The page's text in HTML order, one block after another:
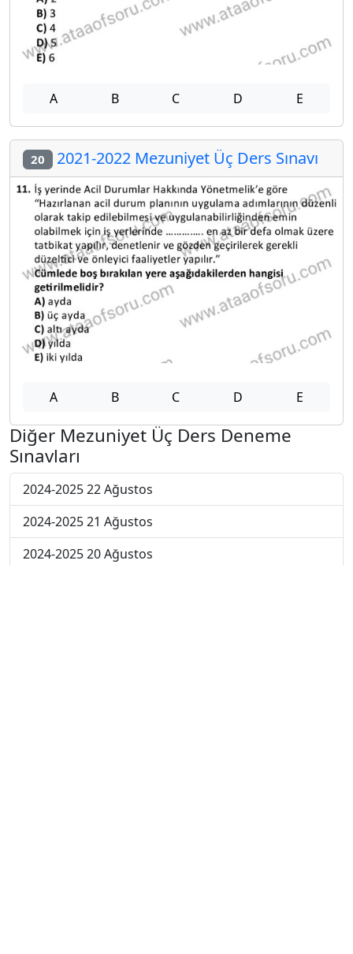
A B C D E
20 2021-2022 Mezuniyet Üç Ders Sınavı
A B C D E
Diğer Mezuniyet Üç Ders Deneme
Sınavları
2024-2025 22 Ağustos
2024-2025 21 Ağustos
2024-2025 20 Ağustos